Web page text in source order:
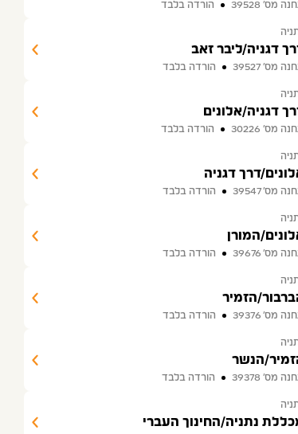
מס׳ 39528
הורדה בלבד
דגניה/ליבר זאב
מס׳ 39527
הורדה בלבד
דגניה/אלונים
מס׳ 30226
הורדה בלבד
דרך דגניה
מס׳ 39547
הורדה בלבד
המורן
מס׳ 39676
הורדה בלבד
הזמיר
מס׳ 39376
הורדה בלבד
הנשר
מס׳ 39378
הורדה בלבד
נתניה/החינוך העברי